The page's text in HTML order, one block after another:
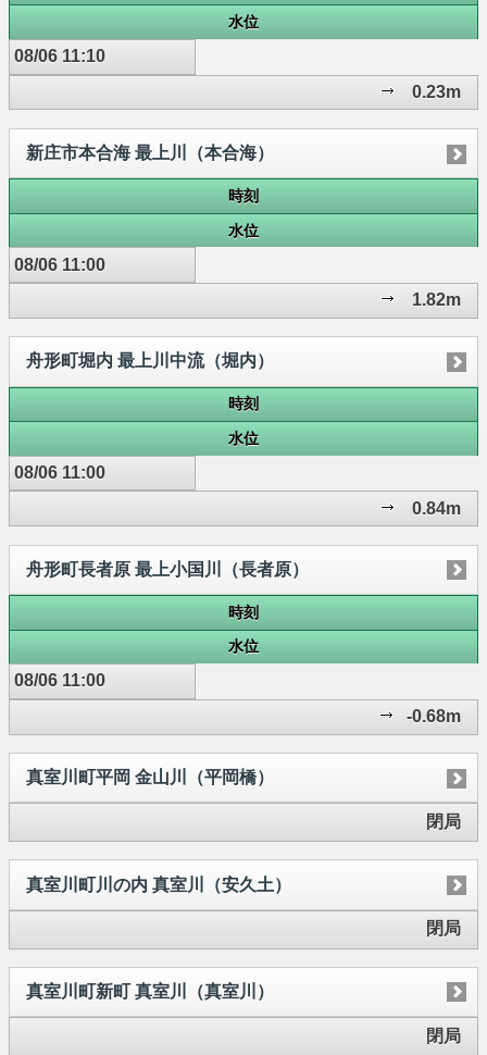
水位
08/06 11:10
0.23m
新庄市本合海 最上川（本合海）
時刻
水位
08/06 11:00
1.82m
舟形町堀内 最上川中流（堀内）
時刻
水位
08/06 11:00
0.84m
舟形町長者原 最上小国川（長者原）
時刻
水位
08/06 11:00
-0.68m
真室川町平岡 金山川（平岡橋）
閉局
真室川町川の内 真室川（安久土）
閉局
真室川町新町 真室川（真室川）
閉局